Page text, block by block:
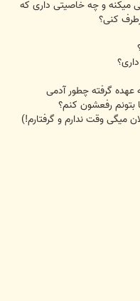
میکنه و چه خاصیتی داری که
کنی؟
عهده گرفته چطور آدمی
رفعشون کنم؟